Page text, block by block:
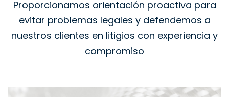
Proporcionamos orientación proactiva para
evitar problemas legales y defendemos a
nuestros clientes en litigios con experiencia y
compromiso